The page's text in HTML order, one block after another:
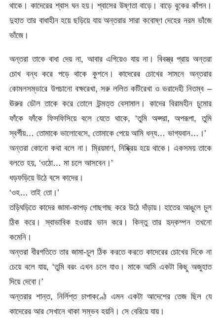
থাকে। কাদেরের শ্বাস ঘন হয়। শ্বাসের উষ্ণতা বাড়ে। বাড়ে বুকের কাঁপন।
দুহাত তার বাধাহীন হয়ে ছড়িয়ে যায় অন্তরার সারা কবোষ্ণ দেহের নরম ভাঁজে
ভাঁজে।
অন্তরা তাকে বাধা দেয় না, আবার এগিয়েও যায় না। বিবস্ত্র প্রায় অন্তরা
চোখ বন্ধ করে পড়ে থাকে কুশনে। কাদেরের চোখের সামনে অন্তরার
কোমলসম্ভারে উপচানো বক্ষরেখা, সরু ললিত কটিরেখা ও ভরাদেহী নিতম্ব –
ঊরুর ডৌল তাকে করে তোলে উন্মত্ত বেসামাল। কাদের বিরামহীন চুমোর
ফাঁকে ফাঁকে ফিসফিসিয়ে বলে যেতে থাকে, ‘তুমি অপ্সরা, অপরূপা, তুমি
স্বর্গীয়… তোমাকে ভালোবেসে, তোমাকে পেয়ে আমি ধন্য… ভাগ্যবান…।’
অন্তরা কোনো কথা বলে না। ম্রিয়মাণ, নিষ্ক্রিয় হয়ে থাকে। একসময় তাকে
বলতে হয়, ‘ওঠো… মা চলে আসবেন।’
ধড়ফড়িয়ে উঠে বসে কাদের।
‘ওহ… তাই তো।’
তড়িঘড়িতে কাদের জামা-কাপড় গোছগাছ করে উঠে দাঁড়ায়। হাতের আঙুলে চুল
ঠিক করে। স্বাভাবিক হওয়ার ভান করে। কিন্তু তার হৃদ্কম্পন তখনো
কমেনি।
অন্তরা ধীরগতিতে তার জামা-চুল ঠিক করতে করতে কাদেরের চোখের দিকে না
চেয়ে বলে যায়, ‘তুমি বরং এখন চলে যাও। মাকে আমি একটা কিছু অজুহাত
দিয়ে দেবো।’
অন্তরার শান্ত, নির্লিপ্ত চাপাকণ্ঠে এমন একটা আদেশের তেজ ছিল যে
কাদেরের আর সেখানে থাকা সম্ভব হয়নি। সে বেরিয়ে যায়।